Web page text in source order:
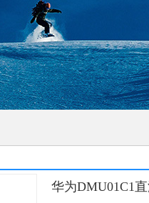
华为DMU01C1